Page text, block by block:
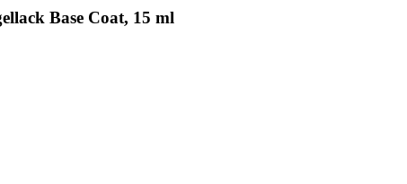
Base Coat, 15 ml